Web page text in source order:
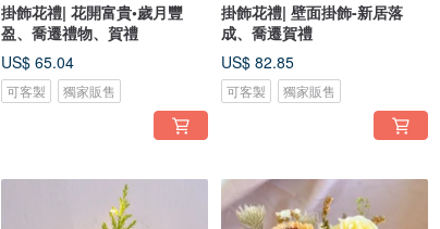
掛飾花禮| 花開富貴•歲月豐
盈、喬遷禮物、賀禮
US$ 65.04
可客製 獨家販售
掛飾花禮| 壁面掛飾-新居落
成、喬遷賀禮
US$ 82.85
可客製 獨家販售